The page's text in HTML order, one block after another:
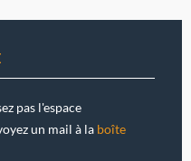
pas l'espace
un mail à la boîte